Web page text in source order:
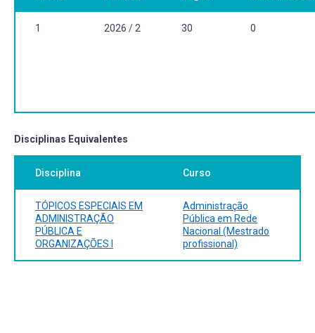
1 2026 / 2 30 0
Disciplinas Equivalentes
Disciplina Curso
TÓPICOS ESPECIAIS EM
ADMINISTRAÇÃO
PÚBLICA E
ORGANIZAÇÕES I
Administração
Pública em Rede
Nacional (Mestrado
profissional)